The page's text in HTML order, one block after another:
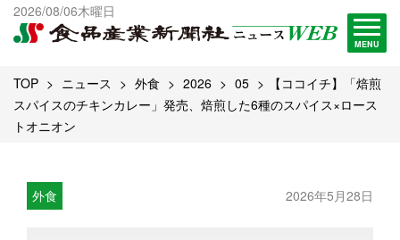
2026/08/06木曜日
MENU
出版物一覧へ
試読・購読申し込み
TOP ニュース 外食 2026 05
【ココイチ】「焙煎
スパイスのチキンカレー」発売、焙煎した6種のスパイス×ロース
トオニオン
外食 2026年5月28日